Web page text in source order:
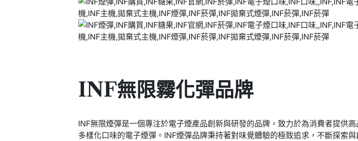
INF無限霧化彈品牌
INF無限煙彈是一個專注於電子煙產品創新與研發的品牌，致力於為消費者提供高
多樣化口味的電子煙彈。INF煙彈品牌秉持著對味覺體驗的極致追求，不斷探索與